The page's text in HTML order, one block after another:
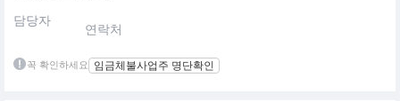
담당자
연락처
꼭 확인하세요 임금체불사업주 명단확인